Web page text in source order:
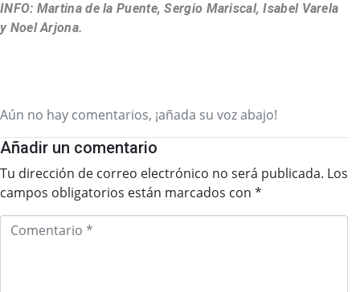
INFO: Martina de la Puente, Sergio Mariscal, Isabel Varela
y Noel Arjona.
Aún no hay comentarios, ¡añada su voz abajo!
Añadir un comentario
Tu dirección de correo electrónico no será publicada. Los
campos obligatorios están marcados con *